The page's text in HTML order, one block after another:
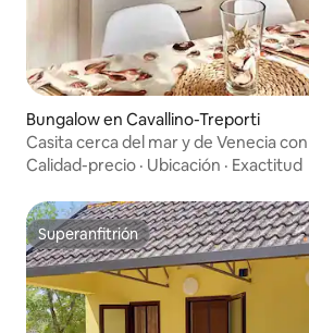
Bungalow en Cavallino-Treporti
Casita cerca del mar y de Venecia
gratuito
Calidad-precio · Ubicación · Exactitud
Superanfitrión
Superanfitrión